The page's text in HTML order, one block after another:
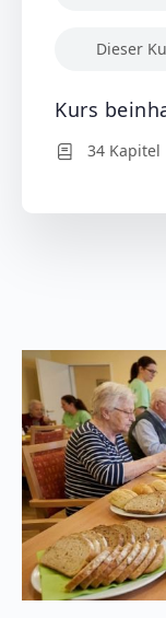
Dieser
Kurs
34 Kapitel